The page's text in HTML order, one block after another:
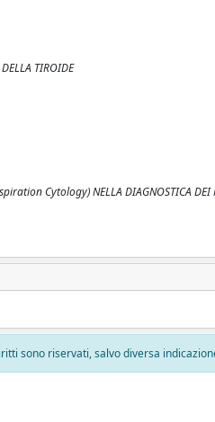
TIROIDE
Cytology) NELLA DIAGNOSTICA
sono riservati, salvo diversa